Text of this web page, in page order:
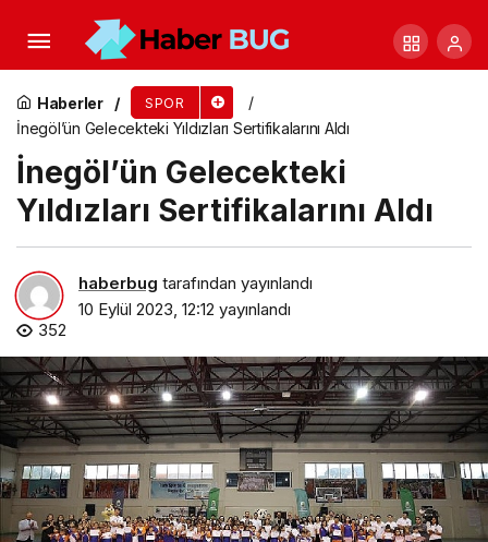
Haberler SPOR
İnegöl’ün Gelecekteki Yıldızları Sertifikalarını Aldı
İnegöl’ün Gelecekteki
Yıldızları Sertifikalarını Aldı
haberbug tarafından yayınlandı
10 Eylül 2023, 12:12 yayınlandı
352
İzmir Taş Duvar Satranç Kulübü 2024’te de
Süper Lig’de!